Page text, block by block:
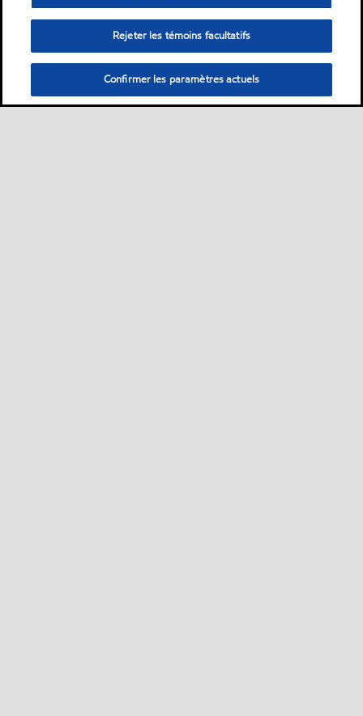
Rejeter les témoins facultatifs
Confirmer les paramètres actuels